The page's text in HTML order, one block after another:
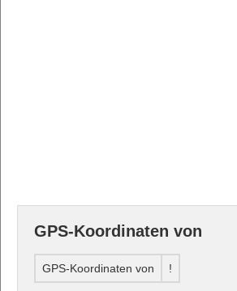
GPS-Koordinaten von
GPS-Koordinaten von !